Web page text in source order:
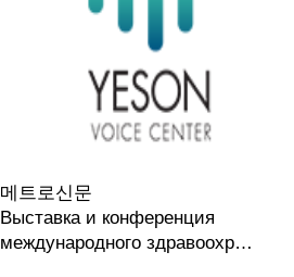
메트로신문
Выставка и конференция
международного здравоохр…